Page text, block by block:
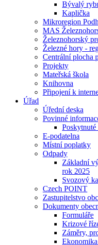
Bývalý
Kaplička
Mikroregion
MAS
Železnohorský
Železné hory -
Centrální plocha
Projekty
Mateřská škola
Knihovna
Připojení k
Úřad
Úřední deska
Povinné
E-podatelna
Místní poplatky
Odpady
Základní
rok 2025
Svozový
Czech POINT
Zastupitelstvo
Dokumenty
Formuláře
Krizové
Záměry,